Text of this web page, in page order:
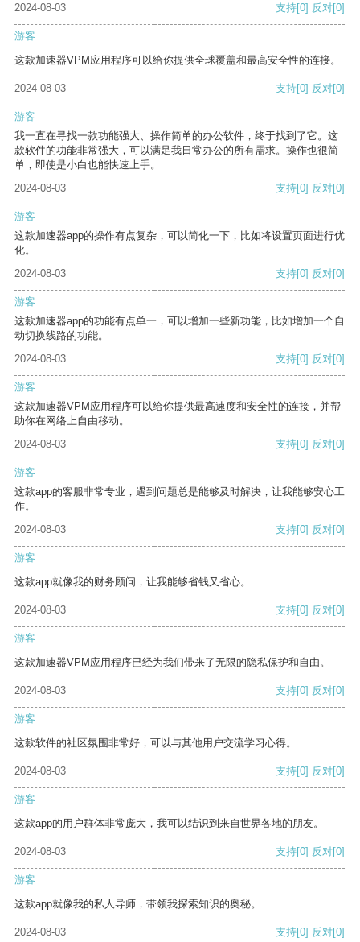
2024-08-03 支持[0] 反对[0]
游客
这款加速器VPM应用程序可以给你提供全球覆盖和最高安全性的连接。
2024-08-03 支持[0] 反对[0]
游客
我一直在寻找一款功能强大、操作简单的办公软件，终于找到了它。这
款软件的功能非常强大，可以满足我日常办公的所有需求。操作也很简
单，即使是小白也能快速上手。
2024-08-03
支持[0] 反对[0]
游客
这款加速器app的操作有点复杂，可以简化一下，比如将设置页面进行优
化。
2024-08-03
支持[0] 反对[0]
游客
这款加速器app的功能有点单一，可以增加一些新功能，比如增加一个自
动切换线路的功能。
2024-08-03
支持[0] 反对[0]
游客
这款加速器VPM应用程序可以给你提供最高速度和安全性的连接，并帮
助你在网络上自由移动。
2024-08-03
支持[0] 反对[0]
游客
这款app的客服非常专业，遇到问题总是能够及时解决，让我能够安心工
作。
2024-08-03
支持[0] 反对[0]
游客
这款app就像我的财务顾问，让我能够省钱又省心。
2024-08-03 支持[0] 反对[0]
游客
这款加速器VPM应用程序已经为我们带来了无限的隐私保护和自由。
2024-08-03 支持[0] 反对[0]
游客
这款软件的社区氛围非常好，可以与其他用户交流学习心得。
2024-08-03 支持[0] 反对[0]
游客
这款app的用户群体非常庞大，我可以结识到来自世界各地的朋友。
2024-08-03 支持[0] 反对[0]
游客
这款app就像我的私人导师，带领我探索知识的奥秘。
2024-08-03 支持[0] 反对[0]